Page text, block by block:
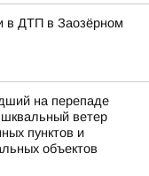
в ДТП в Заозёрном
на перепаде
шквальный ветер
пунктов и
объектов